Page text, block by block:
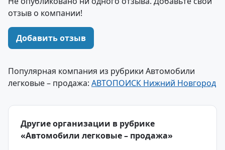
отзыв о компании!
Добавить отзыв
Популярная компания из рубрики Автомобили
легковые – продажа: АВТОПОИСК Нижний Новгород
Другие организации в рубрике
«Автомобили легковые – продажа»